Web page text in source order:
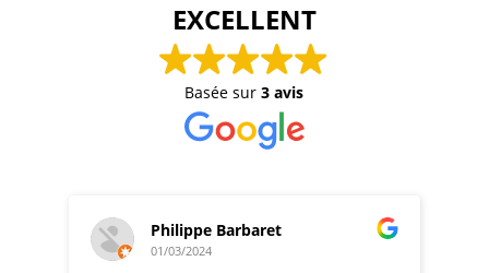
EXCELLENT
Basée sur3 avis
Philippe Barbaret
01/03/2024